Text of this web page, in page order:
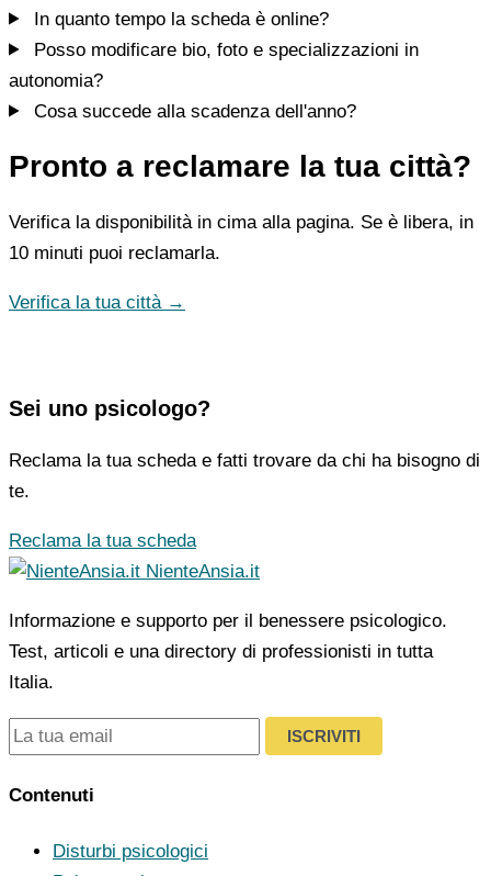
In quanto tempo la scheda è online?
Posso modificare bio, foto e specializzazioni in
autonomia?
Cosa succede alla scadenza dell'anno?
Pronto a reclamare la tua città?
Verifica la disponibilità in cima alla pagina. Se è libera, in
10 minuti puoi reclamarla.
Verifica la tua città →
Sei uno psicologo?
Reclama la tua scheda e fatti trovare da chi ha bisogno di
te.
Reclama la tua scheda
NienteAnsia.it
Informazione e supporto per il benessere psicologico.
Test, articoli e una directory di professionisti in tutta
Italia.
ISCRIVITI
Contenuti
Disturbi psicologici